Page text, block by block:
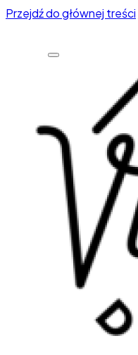
Przejdź do głównej treści